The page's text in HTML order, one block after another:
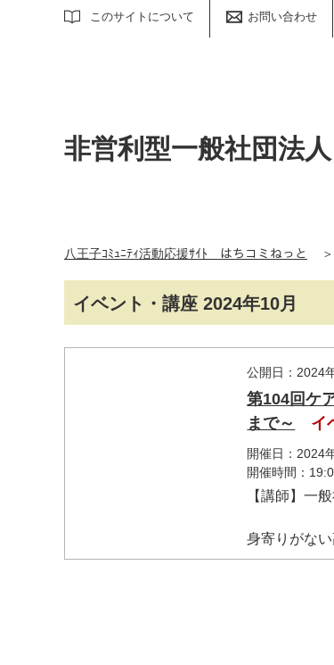
このサイトについて お問い合わせ
サイト内検索
非営利型一般社団法
八王子ｺﾐｭﾆﾃｨ活動応援ｻｲﾄ はちコミねっと ＞
イベント・講座 2024年10月
公開日：2024
第104回ケ
まで～
イ
開催日：2024
開催時間：
【講師】一
身寄りがな